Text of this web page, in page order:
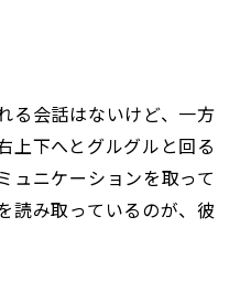
る会話はないけど、一方
上下へとグルグルと回る
ュニケーションを取って
読み取っているのが、彼